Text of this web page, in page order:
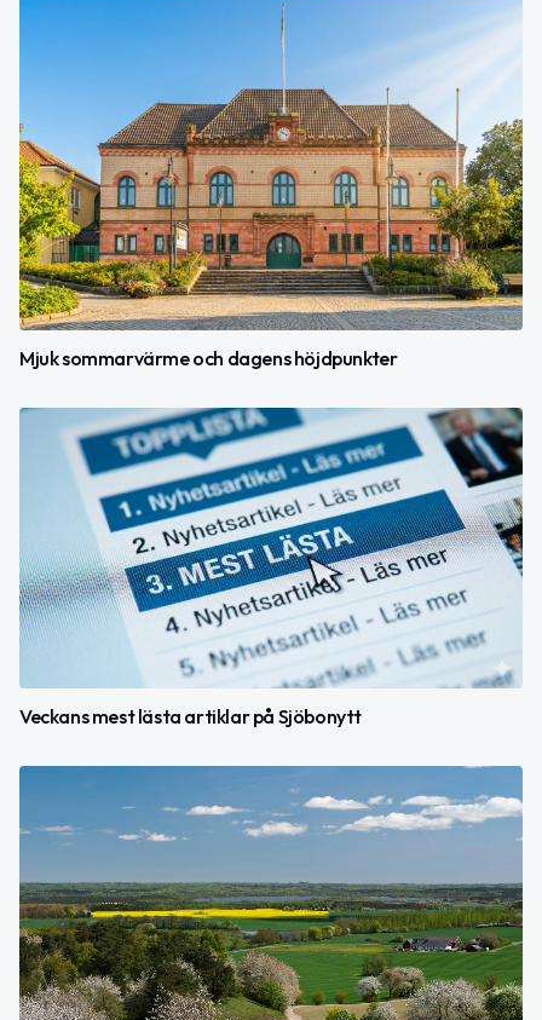
Mjuk sommarvärme och dagens höjdpunkter
Veckans mest lästa artiklar på Sjöbonytt